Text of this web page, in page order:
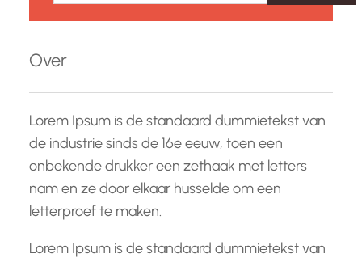
k
n
Over
Lorem Ipsum is de standaard dummietekst van
de industrie sinds de 16e eeuw, toen een
onbekende drukker een zethaak met letters
nam en ze door elkaar husselde om een
letterproef te maken.
Lorem Ipsum is de standaard dummietekst van